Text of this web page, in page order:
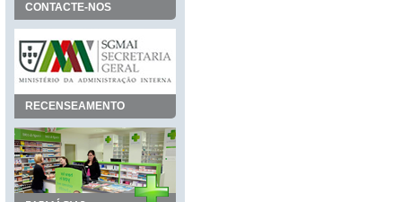
CONTACTE-NOS
RECENSEAMENTO